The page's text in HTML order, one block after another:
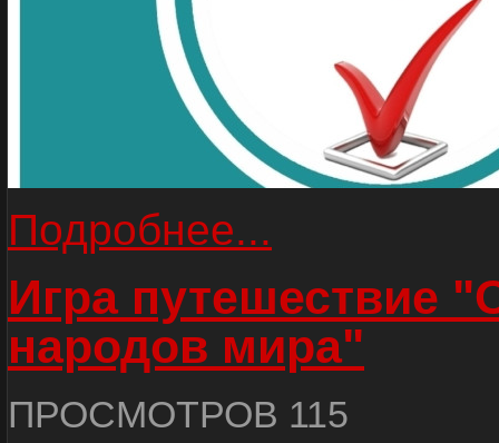
Подробнее...
Игра путешествие
народов мира"
ПРОСМОТРОВ 115